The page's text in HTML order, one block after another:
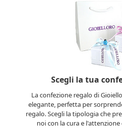
Scegli la tua
La confezione regalo di
elegante, perfetta per
regalo. Scegli la tipologia che
noi con la cura e